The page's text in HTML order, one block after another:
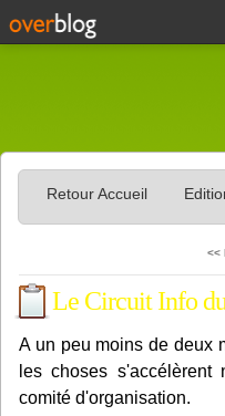
Retour Accueil
<<
Le Circuit Info
A un peu moins de deux
les choses
comité d'organisation.